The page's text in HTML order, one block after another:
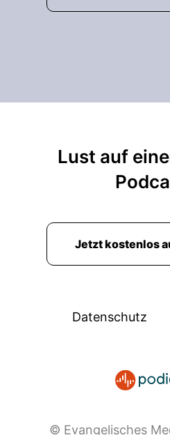
Lust auf
Jetzt kostenlos
Datenschutz
© Evangelisches